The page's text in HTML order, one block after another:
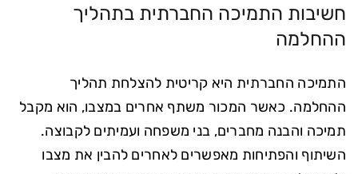
חשיבות התמיכה החברתית בתהליך
ההחלמה
התמיכה החברתית היא קריטית להצלחת תהליך
ההחלמה. כאשר המכור משתף אחרים במצבו, הוא מקבל
תמיכה והבנה מחברים, בני משפחה ועמיתים לקבוצה.
השיתוף והפתיחות מאפשרים לאחרים להבין את מצבו